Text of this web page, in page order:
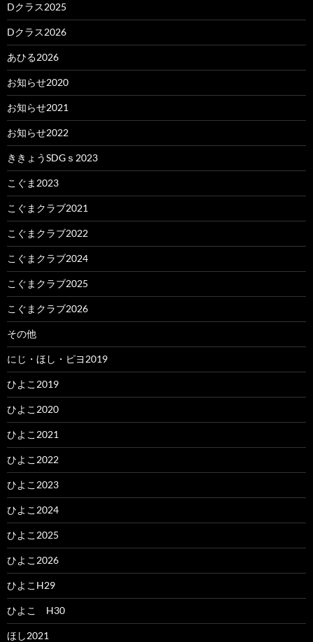
Dクラス2025
Dクラス2026
あひる2026
お知らせ2020
お知らせ2021
お知らせ2022
ききょうSDGｓ2023
こぐま2023
こぐまクラブ2021
こぐまクラブ2022
こぐまクラブ2024
こぐまクラブ2025
こぐまクラブ2026
その他
にじ・ほし・ピヨ2019
ひよこ2019
ひよこ2020
ひよこ2021
ひよこ2022
ひよこ2023
ひよこ2024
ひよこ2025
ひよこ2026
ひよこH29
ひよこ H30
ほし2021